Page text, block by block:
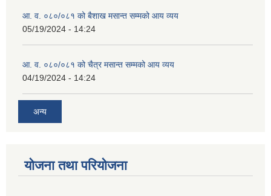
आ. व. ०८०/०८१ को बैशाख मसान्त सम्मको आय व्यय
05/19/2024 - 14:24
आ. व. ०८०/०८१ को चैत्र मसान्त सम्मको आय व्यय
04/19/2024 - 14:24
अन्य
योजना तथा परियोजना